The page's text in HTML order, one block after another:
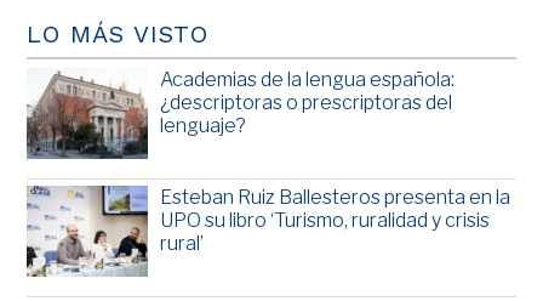
LO MÁS VISTO
Academias de la lengua española:
¿descriptoras o prescriptoras del
lenguaje?
Esteban Ruiz Ballesteros presenta en la
UPO su libro ‘Turismo, ruralidad y crisis
rural’